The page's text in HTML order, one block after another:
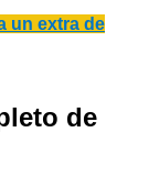
un extra de
de